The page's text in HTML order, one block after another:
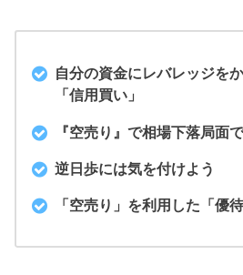
自分の資金にレバレッジを
「信用買い」
『空売り』で相場下落局面
逆日歩には気を付けよう
「空売り」を利用した「優